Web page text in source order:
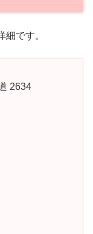
です。
2634